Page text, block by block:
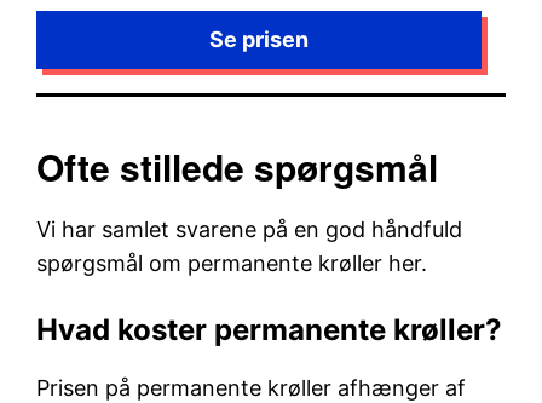
Ofte stillede spørgsmål
Vi har samlet svarene på en god håndfuld
spørgsmål om permanente krøller her.
Hvad koster permanente krøller?
Prisen på permanente krøller afhænger af